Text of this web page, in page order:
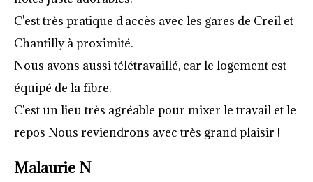
C'est très pratique d'accès avec les gares de Creil et
Chantilly à proximité.
Nous avons aussi télétravaillé, car le logement est
équipé de la fibre.
C'est un lieu très agréable pour mixer le travail et le
repos Nous reviendrons avec très grand plaisir !
Malaurie N